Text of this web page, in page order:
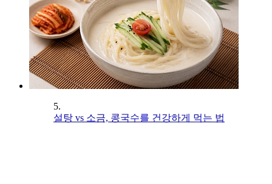
5.
설탕 vs 소금, 콩국수를 건강하게 먹는 법